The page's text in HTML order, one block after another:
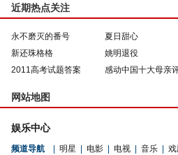
近期热点关注
永不磨灭的番号 夏日甜心
新还珠格格
姚明退役
2011高考试题答案
感动中国十大母亲
网站地图
娱乐中心
频道导航 明星 电影 电视 音乐
戏